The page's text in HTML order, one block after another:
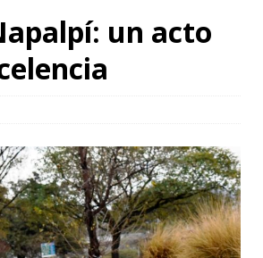
un acto